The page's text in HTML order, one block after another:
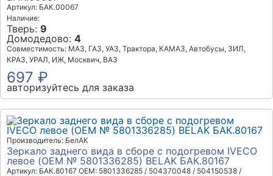
Артикул: БАК.00067
Наличие:
Тверь: 9
Домодедово: 4
Совместимость: МАЗ, ГАЗ, УАЗ, Трактора, КАМАЗ, Автобусы, ЗИЛ,
КРАЗ, УРАЛ, ИЖ, Москвич, ВАЗ
697 ₽
авторизуйтесь для заказа
Производитель: БелАК
Зеркало заднего вида в сборе с подогревом IVECO
левое (OEM № 5801336285) BELAK БАК.80167
Артикул: БАК.80167 OEM: 5801336285 / 504370048 / 504150538 /